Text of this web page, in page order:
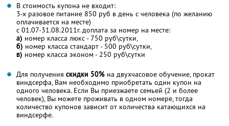
В стоимость купона не входит:
3-х разовое питание 850 руб в день с человека (по желанию
оплачивается на месте)
с 01.07-31.08.2011г. доплата за номер на месте:
а) номер класса люкс - 750 руб\сутки,
б) номер класса стандарт - 500 руб\сутки,
в) номер класса эконом - 250 руб\сутки
Для получения скидки 50% на двухчасовое обучение, прокат
виндсерфа, Вам необходимо приобретать один купон на
одного человека. Если Вы приезжаете семьей (2 и более
человек), Вы можете проживать в одном номере, тогда
количество купонов зависит от количества катающихся на
виндсерфе.